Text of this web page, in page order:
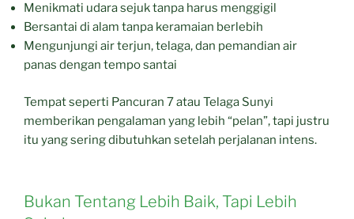
Menikmati udara sejuk tanpa harus menggigil
Bersantai di alam tanpa keramaian berlebih
Mengunjungi air terjun, telaga, dan pemandian air
panas dengan tempo santai
Tempat seperti Pancuran 7 atau Telaga Sunyi
memberikan pengalaman yang lebih “pelan”, tapi justru
itu yang sering dibutuhkan setelah perjalanan intens.
Bukan Tentang Lebih Baik, Tapi Lebih